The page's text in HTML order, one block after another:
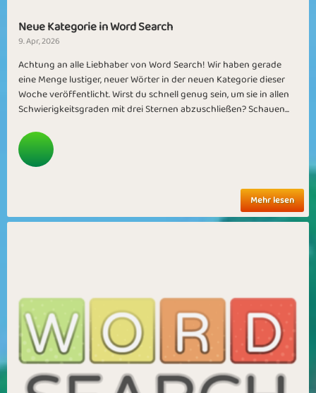
Neue Kategorie in Word Search
9. Apr, 2026
Achtung an alle Liebhaber von Word Search! Wir haben gerade
eine Menge lustiger, neuer Wörter in der neuen Kategorie dieser
Woche veröffentlicht. Wirst du schnell genug sein, um sie in allen
Schwierigkeitsgraden mit drei Sternen abzuschließen? Schauen...
Mehr lesen